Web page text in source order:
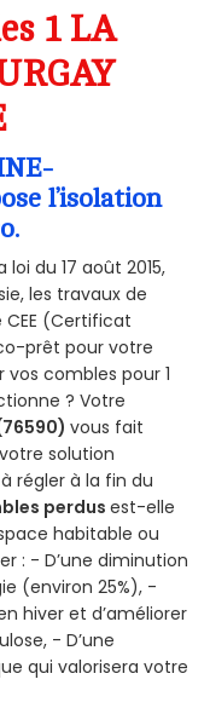
1 LA
l’isolation
du 17 août 2015,
les travaux de
(Certificat
prêt pour votre
vos combles pour 1
? Votre
vous fait
solution
régler à la fin du
perdusest-elle
habitable ou
: - D’une diminution
(environ 25%), -
hiver et d’améliorer
- D’une
qui valorisera votre